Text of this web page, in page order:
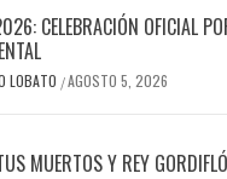
CELEBRACIÓN OFICIAL
LOBATO /AGOSTO 5, 2026
MUERTOS Y REY